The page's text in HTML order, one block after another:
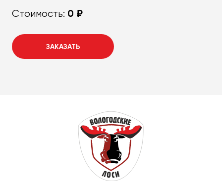
Стоимость: 0 ₽
ЗАКАЗАТЬ